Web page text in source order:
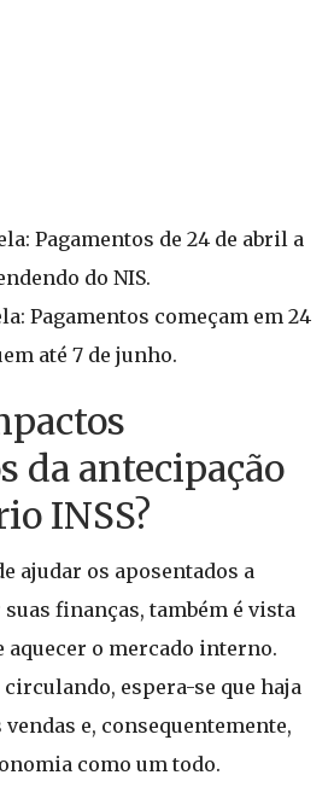
Pagamentos de 24 de abril a
do NIS.
Pagamentos começam em 24
até 7 de junho.
da antecipação
INSS?
ajudar os aposentados a
finanças, também é vista
aquecer o mercado interno.
espera-se que haja
e, consequentemente,
como um todo.